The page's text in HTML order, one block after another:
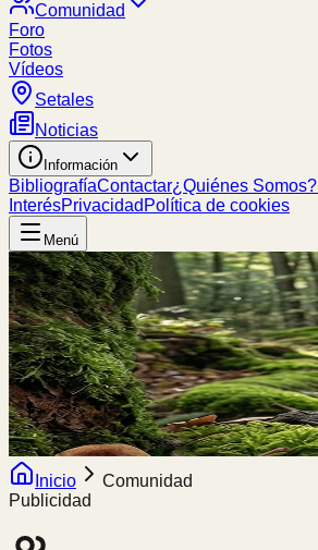
Comunidad
Foro
Fotos
Vídeos
Setales
Noticias
Información
BibliografíaContactar¿Quiénes Somos?
InterésPrivacidad Política de cookies
Menú
Inicio
Comunidad
Publicidad